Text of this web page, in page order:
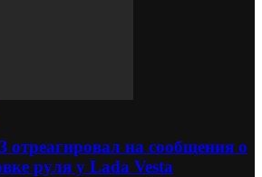
отреагировал на сообщения о
руля у Lada Vesta